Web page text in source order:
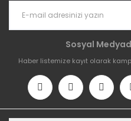
Sosyal
Haber listemize kayıt olarak